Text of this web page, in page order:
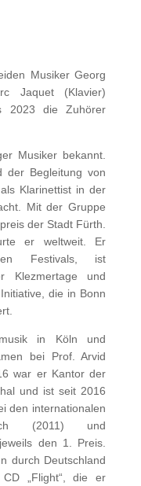
Musiker Georg
Jaquet (Klavier)
2023 die Zuhörer
Musiker bekannt.
der Begleitung von
Klarinettist in der
Mit der Gruppe
der Stadt Fürth.
er weltweit. Er
Festivals, ist
Klezmertage und
die in Bonn
in Köln und
bei Prof. Arvid
war er Kantor der
und ist seit 2016
den internationalen
(2011) und
den 1. Preis.
durch Deutschland
„Flight“, die er